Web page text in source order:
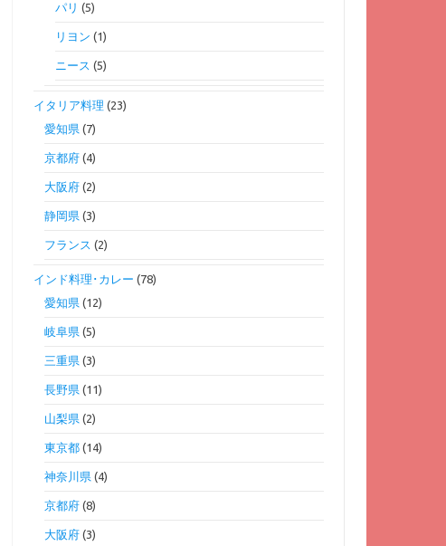
パリ (5)
リヨン (1)
ニース (5)
イタリア料理 (23)
愛知県(7)
京都府(4)
大阪府(2)
静岡県(3)
フランス (2)
インド料理･カレー (78)
愛知県(12)
岐阜県(5)
三重県(3)
長野県(11)
山梨県(2)
東京都(14)
神奈川県(4)
京都府(8)
大阪府(3)